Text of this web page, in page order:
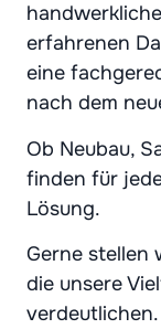
erfahrenen
eine
nach dem
Ob Neubau,
finden für
Lösung.
Gerne stellen
die unsere